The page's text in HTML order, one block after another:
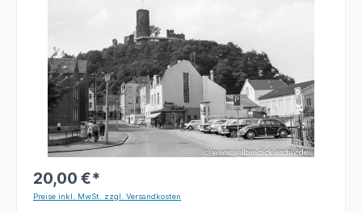
20,00 €*
Preise inkl. MwSt. zzgl. Versandkosten